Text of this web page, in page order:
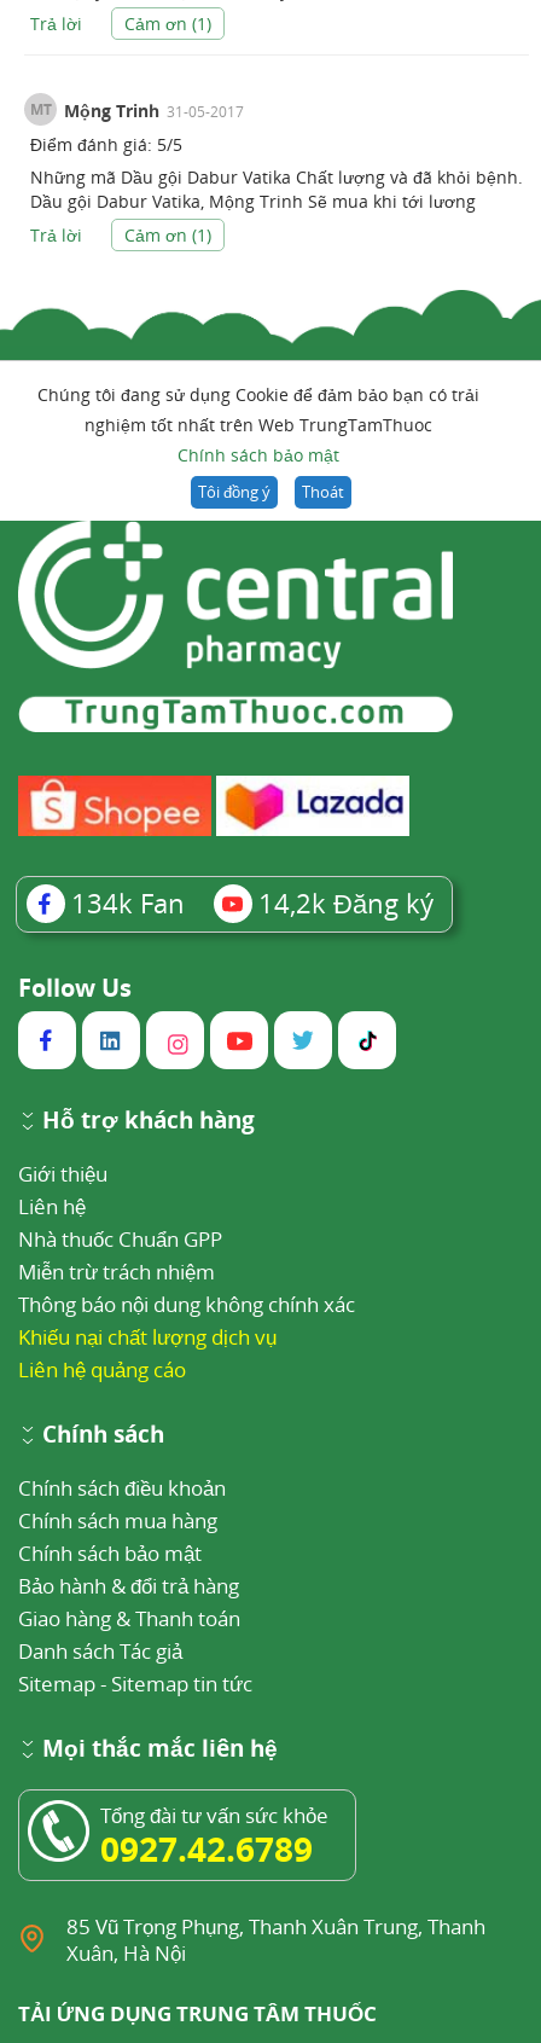
Trả lời
Cảm ơn (1)
MT Mộng Trinh 31-05-2017
Điểm đánh giá: 5/5
Những mã Dầu gội Dabur Vatika Chất lượng và đã khỏi bệnh.
Dầu gội Dabur Vatika, Mộng Trinh Sẽ mua khi tới lương
Trả lời
Cảm ơn (1)
Chúng tôi đang sử dụng Cookie để đảm bảo bạn có trải
nghiệm tốt nhất trên Web TrungTamThuoc
Chính sách bảo mật
Tôi đồng ý Thoát
134k Fan 14,2k Đăng ký
Follow Us
Hỗ trợ khách hàng
Giới thiệu
Liên hệ
Nhà thuốc Chuẩn GPP
Miễn trừ trách nhiệm
Thông báo nội dung không chính xác
Khiếu nại chất lượng dịch vụ
Liên hệ quảng cáo
Chính sách
Chính sách điều khoản
Chính sách mua hàng
Chính sách bảo mật
Bảo hành & đổi trả hàng
Giao hàng & Thanh toán
Danh sách Tác giả
Sitemap- Sitemap tin tức
Mọi thắc mắc liên hệ
Tổng đài tư vấn sức khỏe
0927.42.6789
85 Vũ Trọng Phụng, Thanh Xuân Trung, Thanh
Xuân, Hà Nội
TẢI ỨNG DỤNG TRUNG TÂM THUỐC